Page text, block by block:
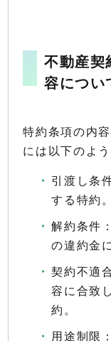
不動産契
容につい
特約条項の内
には以下のよ
引渡し条
する特約。
解約条件
の違約金
契約不適
容に合致
約。
用途制限